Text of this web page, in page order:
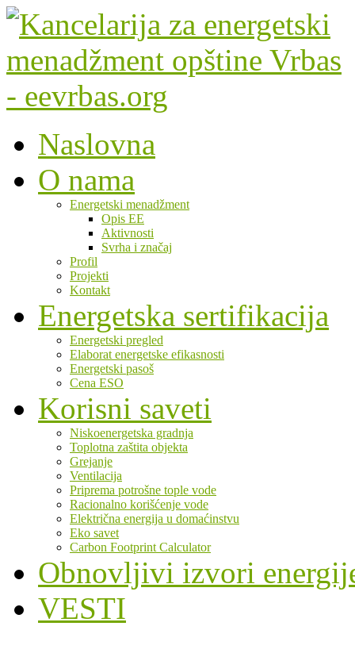
Naslovna
O nama
Energetski menadžment
Opis EE
Aktivnosti
Svrha i značaj
Profil
Projekti
Kontakt
Energetska sertifikacija
Energetski pregled
Elaborat energetske efikasnosti
Energetski pasoš
Cena ESO
Korisni saveti
Niskoenergetska gradnja
Toplotna zaštita objekta
Grejanje
Ventilacija
Priprema potrošne tople vode
Racionalno korišćenje vode
Električna energija u domaćinstvu
Eko savet
Carbon Footprint Calculator
Obnovljivi izvori
VESTI